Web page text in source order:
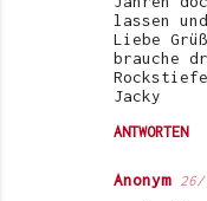
lassen
Liebe
brauche
Jacky
ANTWORTEN
Anonym